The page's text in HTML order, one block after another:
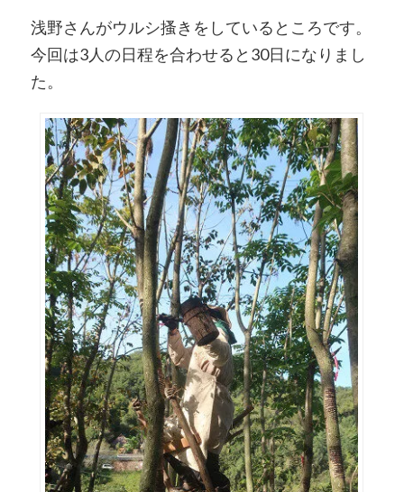
浅野さんがウルシ搔きをしているところです。
今回は3人の日程を合わせると30日になりまし
た。